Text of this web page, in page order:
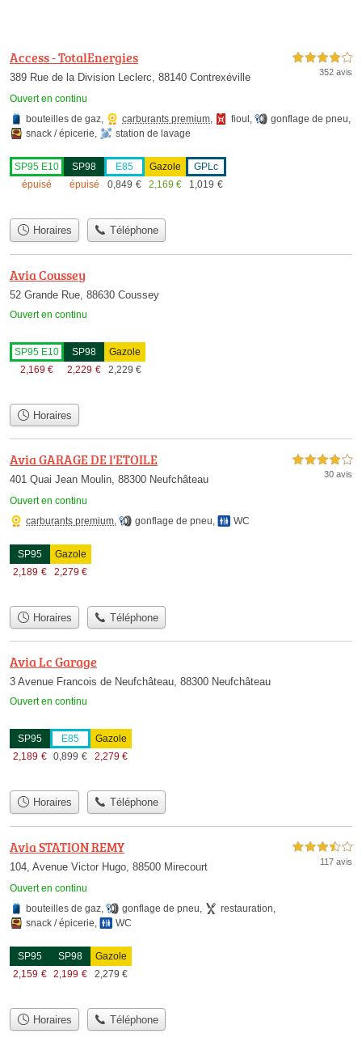
Access - TotalEnergies
389 Rue de la Division Leclerc, 88140 Contrexéville
Ouvert en continu
4,0 étoiles sur 5
352 avis
bouteilles de gaz, carburants premium, fioul , gonflage de pneu,
snack / épicerie, station de lavage
SP95 E10
épuisé
SP98
épuisé
E85
0,849 €
Gazole
2,169 €
GPLc
1,019 €
Horaires Téléphone
Avia Coussey
52 Grande Rue, 88630 Coussey
Ouvert en continu
SP95 E10
2,169 €
SP98
2,229 €
Gazole
2,229 €
Horaires
Avia GARAGE DE l'ETOILE
401 Quai Jean Moulin, 88300 Neufchâteau
Ouvert en continu
4,0 étoiles sur 5
30 avis
carburants premium, gonflage de pneu, WC
SP95
2,189 €
Gazole
2,279 €
Horaires Téléphone
Avia Lc Garage
3 Avenue Francois de Neufchâteau, 88300 Neufchâteau
Ouvert en continu
SP95
2,189 €
E85
0,899 €
Gazole
2,279 €
Horaires Téléphone
Avia STATION REMY
104, Avenue Victor Hugo, 88500 Mirecourt
Ouvert en continu
3,5 étoiles sur 5
117 avis
bouteilles de gaz gonflage de pneu restauration
snack / épicerie
WC
SP95
2,159 €
SP98
2,199 €
Gazole
2,279 €
Horaires Téléphone